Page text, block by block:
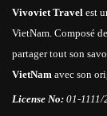
Vivoviet Travel est
VietNam. Composé
partager tout son
VietNam avec son
License No: 01-